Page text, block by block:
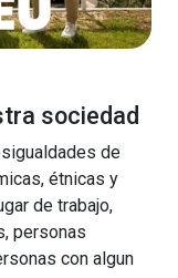
sociedad
de
étnicas y
de trabajo,
personas
con algun